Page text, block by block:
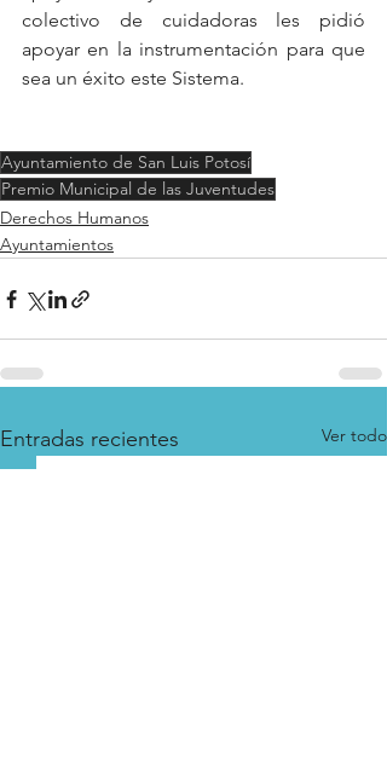
colectivo de cuidadoras les pidió
apoyar en la instrumentación para que
sea un éxito este Sistema.
Ayuntamiento de San Luis Potosí
Premio Municipal de las Juventudes
Derechos Humanos
Ayuntamientos
Entradas recientes Ver todo